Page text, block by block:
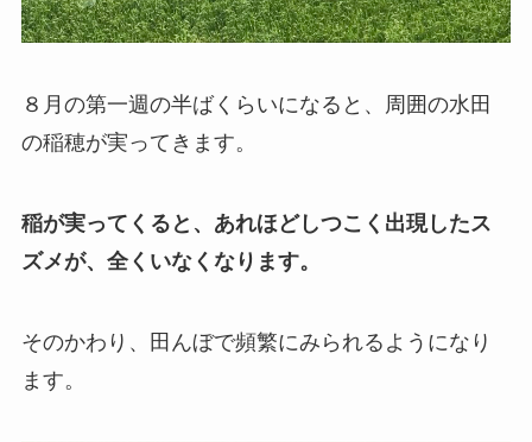
８月の第一週の半ばくらいになると、周囲の水田
の稲穂が実ってきます。
稲が実ってくると、あれほどしつこく出現したス
ズメが、全くいなくなります。
そのかわり、田んぼで頻繁にみられるようになり
ます。